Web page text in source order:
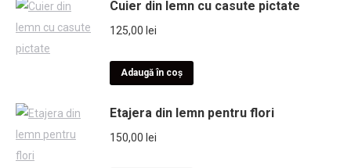
Cuier din lemn cu casute pictate
125,00 lei
Adaugă în coș
Etajera din lemn pentru flori
150,00 lei